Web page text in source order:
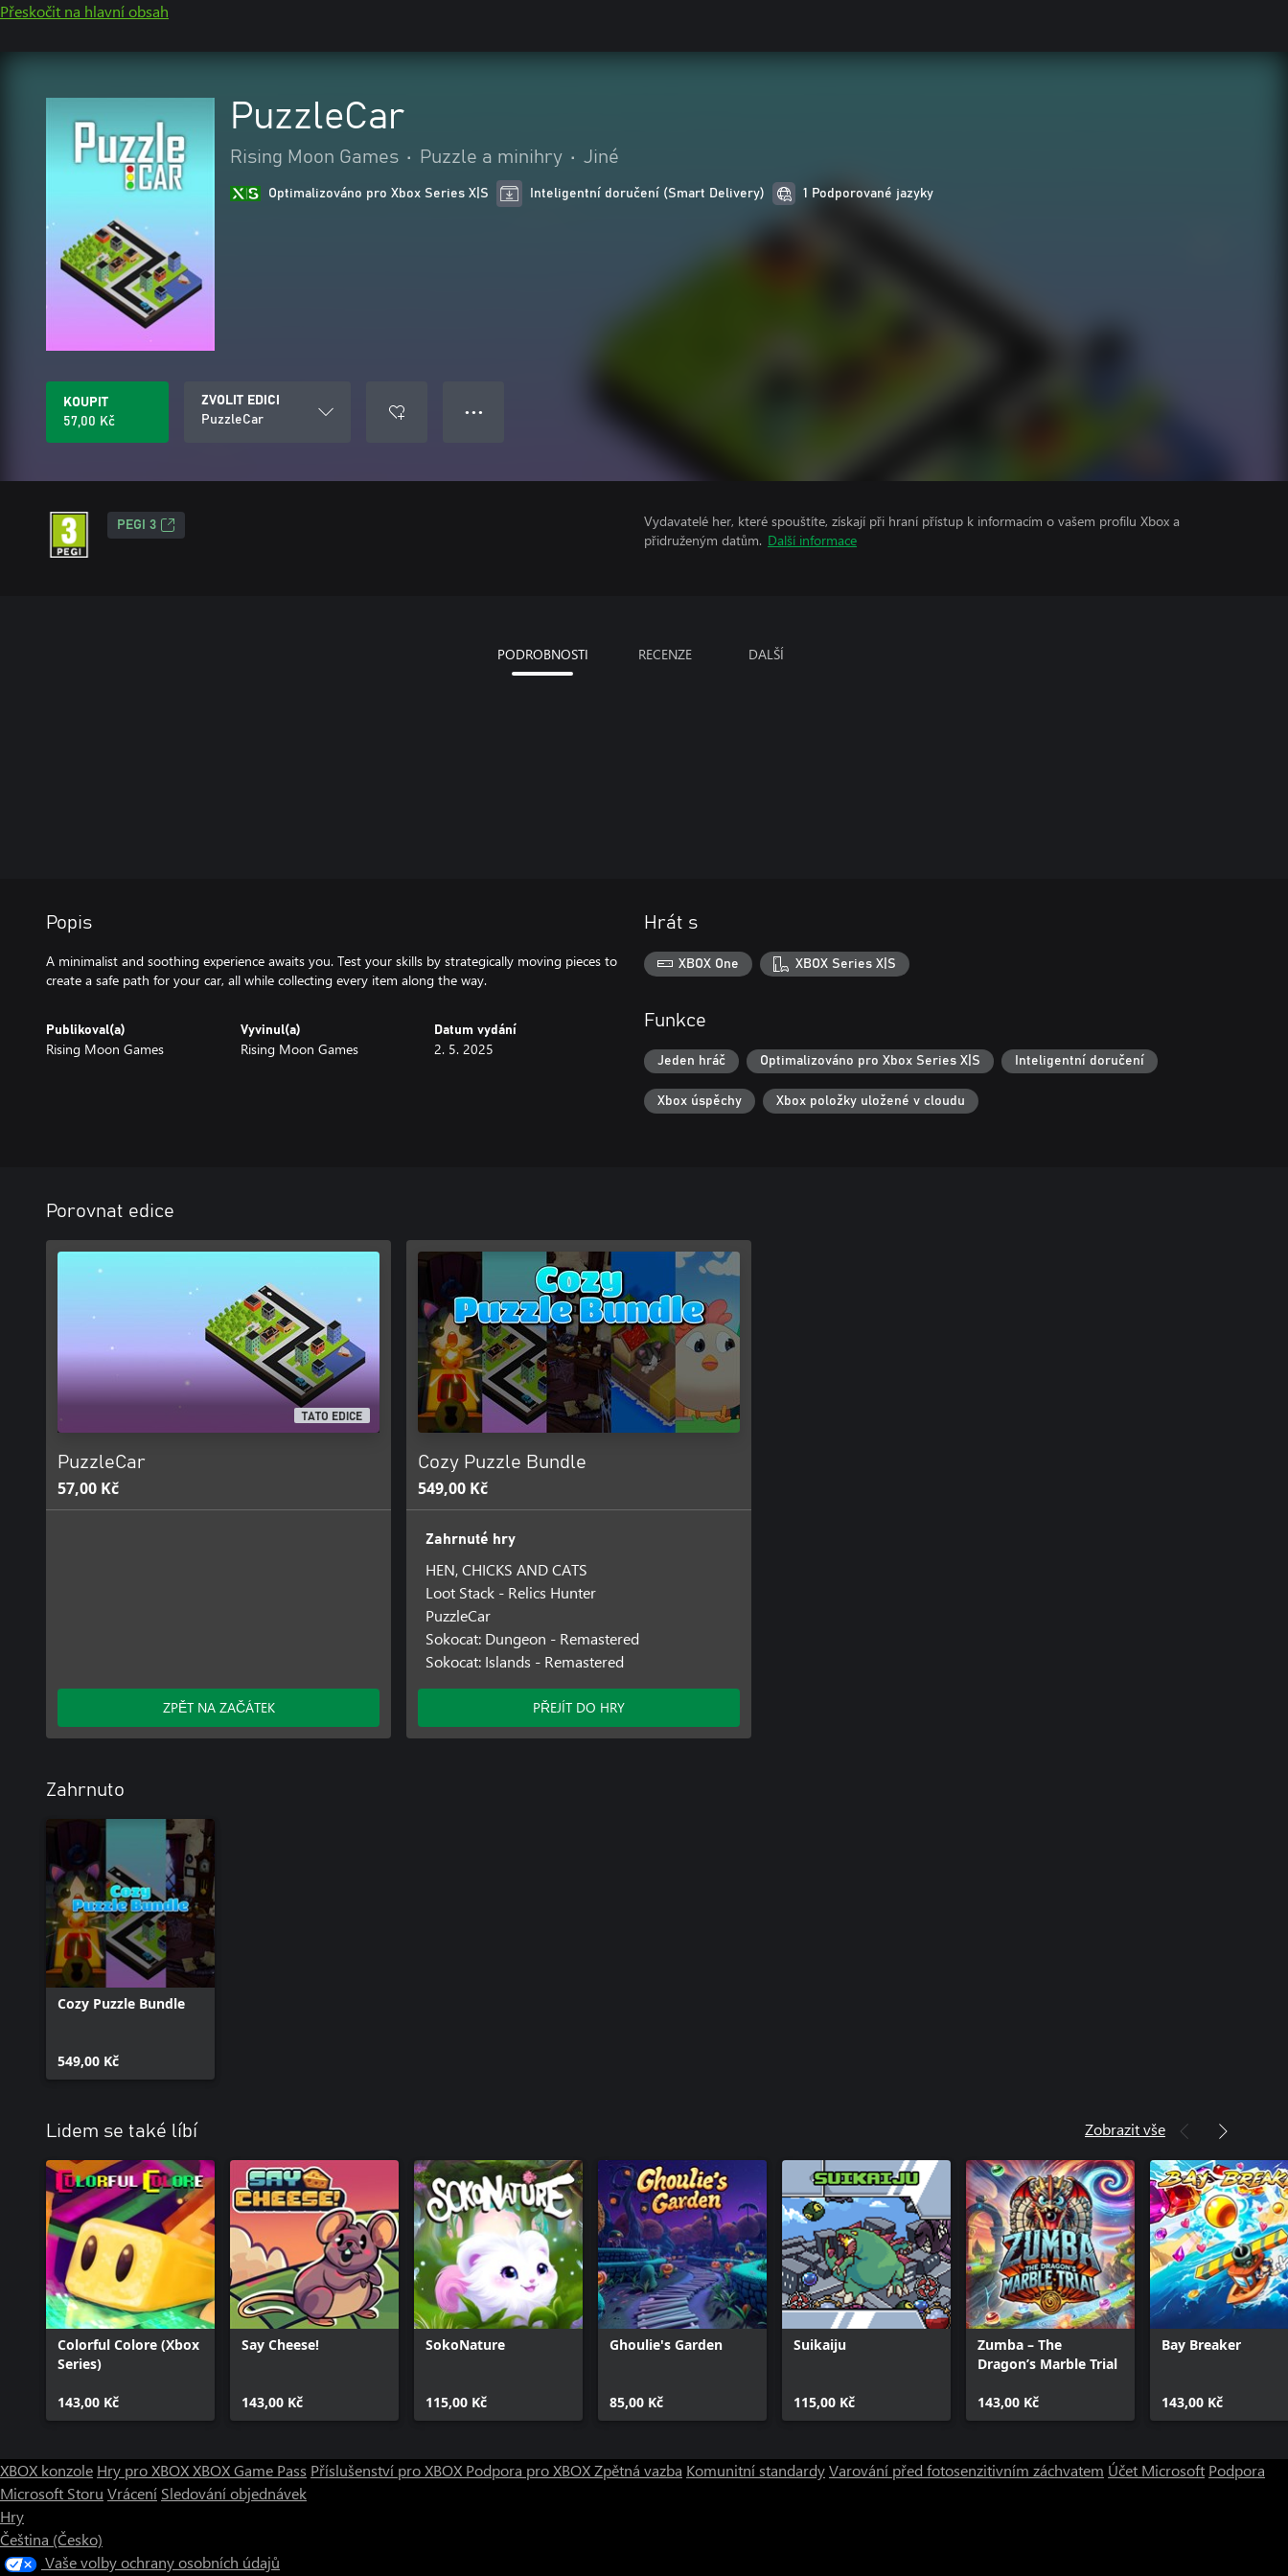
Přeskočit na hlavní obsah
PuzzleCar
Rising Moon Games • Puzzle a minihry • Jiné
Optimalizováno pro Xbox Series X|S Inteligentní doručení (Smart Delivery) 1 Podporované jazyky
KOUPIT
57,00 Kč
ZVOLIT EDICI
PuzzleCar
● ● ●
PEGI 3
Vydavatelé her, které spouštíte, získají při hraní přístup k informacím o vašem profilu Xbox a
přidruženým datům. Další informace
PODROBNOSTI RECENZE DALŠÍ
Popis
A minimalist and soothing experience awaits you. Test your skills by strategically moving pieces to
create a safe path for your car, all while collecting every item along the way.
Publikoval(a)
Rising Moon Games
Vyvinul(a)
Rising Moon Games
Datum vydání
2. 5. 2025
Hrát s
XBOX One XBOX Series X|S
Funkce
Jeden hráč Optimalizováno pro Xbox Series X|S Inteligentní doručení
Xbox úspěchy Xbox položky uložené v cloudu
Porovnat edice
TATO EDICE
PuzzleCar
57,00 Kč
ZPĚT NA ZAČÁTEK
Cozy Puzzle Bundle
549,00 Kč
Zahrnuté hry
HEN, CHICKS AND CATS
Loot Stack - Relics Hunter
PuzzleCar
Sokocat: Dungeon - Remastered
Sokocat: Islands - Remastered
PŘEJÍT DO HRY
Zahrnuto
Cozy Puzzle Bundle
549,00 Kč
Lidem se také líbí Zobrazit vše
Colorful Colore (Xbox
Series)
143,00 Kč
Say Cheese!
143,00 Kč
SokoNature
115,00 Kč
Ghoulie's Garden
85,00 Kč
Suikaiju
115,00 Kč
Zumba – The
Dragon’s Marble Trial
143,00 Kč
Bay Breaker
143,00 Kč
XBOX konzole Hry pro XBOXXBOX Game Pass Příslušenství pro XBOX Podpora pro XBOXZpětná vazba Komunitní standardyVarování před fotosenzitivním záchvatem Účet Microsoft Podpora
Microsoft Storu Vrácení Sledování objednávek
Hry
Čeština (Česko)
Vaše volby ochrany osobních údajů